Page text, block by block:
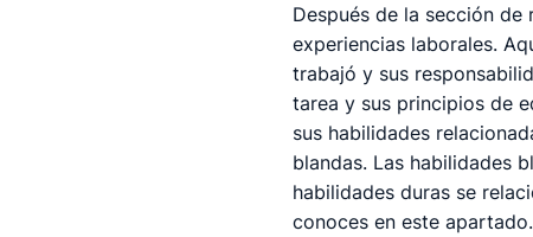
Después de la sección
experiencias laborales.
trabajó y sus
tarea y sus principios de
sus habilidades
blandas. Las habilidades
habilidades duras se
conoces en este